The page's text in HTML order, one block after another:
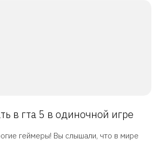
в гта 5 в одиночной игре
геймеры! Вы слышали, что в мире